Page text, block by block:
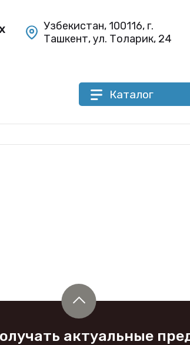
Узбекистан, 100116, г.
Ташкент, ул. Толарик, 24
Каталог
актуальные